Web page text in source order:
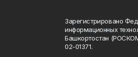
Зарегистрировано
информационных
Башкортостан
02-01371.